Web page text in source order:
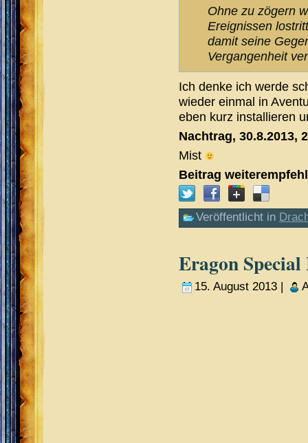
Ohne zu zögern
Ereignissen
damit seine
Vergangenheit
Ich denke ich werde
wieder einmal in
eben kurz installieren
Nachtrag, 30.8.2013,
Mist
Beitrag
Veröffentlicht in
Eragon
15. August 2013 |